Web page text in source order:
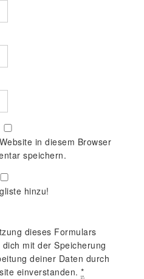
in diesem Browser
speichern.
hinzu!
dieses Formulars
mit der Speicherung
deiner Daten durch
einverstanden.*